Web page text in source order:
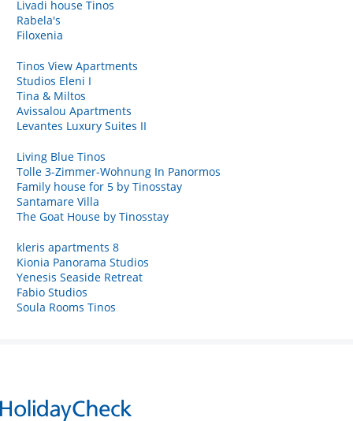
Livadi house Tinos
Rabela's
Filoxenia
Tinos View Apartments
Studios Eleni I
Tina & Miltos
Avissalou Apartments
Levantes Luxury Suites II
Living Blue Tinos
Tolle 3-Zimmer-Wohnung In Panormos
Family house for 5 by Tinosstay
Santamare Villa
The Goat House by Tinosstay
kleris apartments 8
Kionia Panorama Studios
Yenesis Seaside Retreat
Fabio Studios
Soula Rooms Tinos